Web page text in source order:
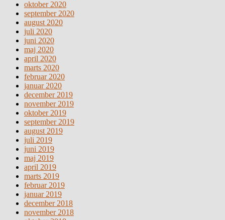
oktober 2020
september 2020
august 2020
juli 2020
juni 2020
maj 2020
april 2020
marts 2020
februar 2020
januar 2020
december 2019
november 2019
oktober 2019
september 2019
august 2019
juli 2019
juni 2019
maj 2019
april 2019
marts 2019
februar 2019
januar 2019
december 2018
november 2018